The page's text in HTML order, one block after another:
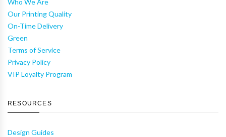
Who We Are
Our Printing Quality
On-Time Delivery
Green
Terms of Service
Privacy Policy
VIP Loyalty Program
RESOURCES
Design Guides